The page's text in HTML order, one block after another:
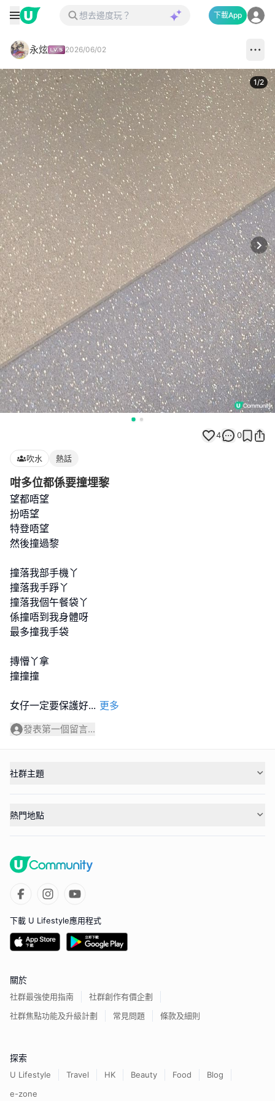
下載App
永炫 2026/06/02
1/2
4 0
吹水 熱話
咁多位都係要撞埋黎
望都唔望
扮唔望
特登唔望
然後撞過黎
撞落我部手機丫
撞落我手踭丫
撞落我個午餐袋丫
係撞唔到我身體呀
最多撞我手袋
摶懵丫拿
撞撞撞
女仔一定要保護好... 更多
發表第一個留言...
社群主題
熱門地點
下載 U Lifestyle應用程式
關於
社群最強使用指南
社群創作有價企劃
社群焦點功能及升級計劃
常見問題 條款及細則
探索
U Lifestyle Travel HK Beauty Food
Blog
e-zone